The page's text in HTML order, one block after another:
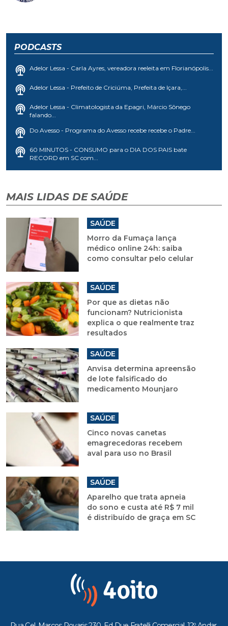
PODCASTS
Adelor Lessa - Carla Ayres, vereadora reeleita em Florianópolis...
Adelor Lessa - Prefeito de Criciúma, Prefeita de Içara,...
Adelor Lessa - Climatologista da Epagri, Márcio Sônego
falando...
Do Avesso - Programa do Avesso recebe recebe o Padre...
60 MINUTOS - CONSUMO para o DIA DOS PAIS bate
RECORD em SC com...
MAIS LIDAS DE SAÚDE
SAÚDE
Morro da Fumaça lança
médico online 24h: saiba
como consultar pelo celular
SAÚDE
Por que as dietas não
funcionam? Nutricionista
explica o que realmente traz
resultados
SAÚDE
Anvisa determina apreensão
de lote falsificado do
medicamento Mounjaro
SAÚDE
Cinco novas canetas
emagrecedoras recebem
aval para uso no Brasil
SAÚDE
Aparelho que trata apneia
do sono e custa até R$ 7 mil
é distribuído de graça em SC